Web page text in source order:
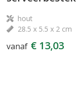
hout
28.5 x 5.5 x 2 cm
vanaf € 13,03